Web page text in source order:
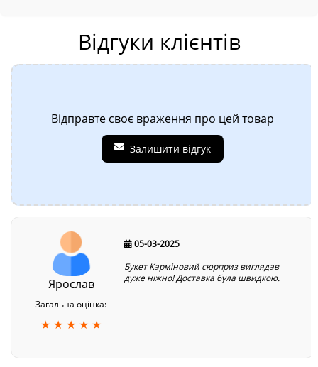
Відгуки клієнтів
Відправте своє враження про цей товар
Залишити відгук
Ярослав
Загальна оцінка:
★ ★ ★ ★ ★
05-03-2025
Букет Карміновий сюрприз виглядав
дуже ніжно! Доставка була швидкою.